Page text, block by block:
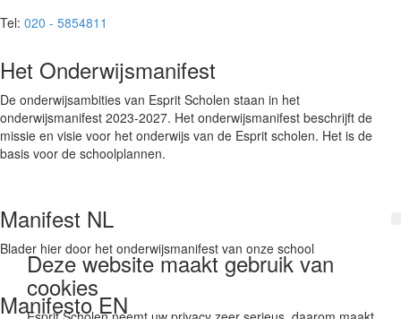
Tel: 020 - 5854811
Het Onderwijsmanifest
De onderwijsambities van Esprit Scholen staan in het
onderwijsmanifest 2023-2027. Het onderwijsmanifest beschrijft de
missie en visie voor het onderwijs van de Esprit scholen. Het is de
basis voor de schoolplannen.
Manifest NL
Blader hier door het onderwijsmanifest van onze school
Manifesto EN
Deze website maakt gebruik van
cookies